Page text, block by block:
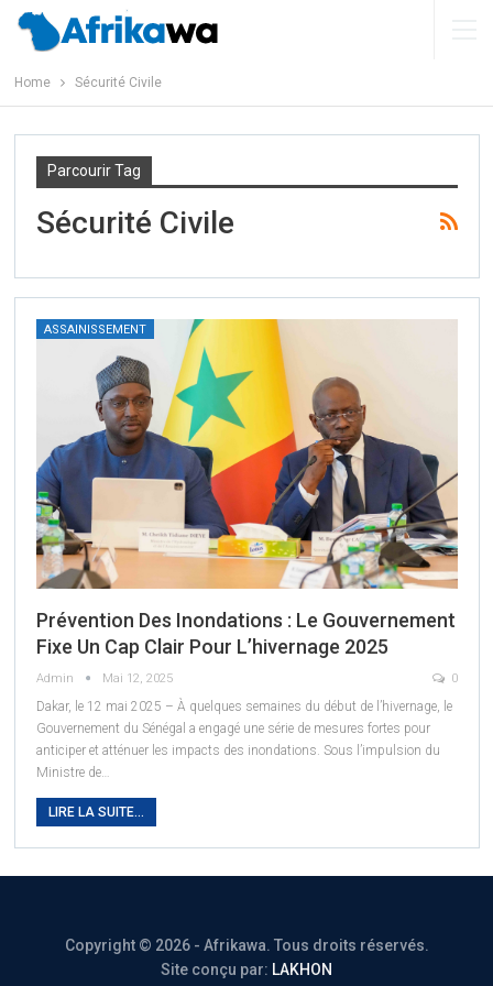
Home Sécurité Civile
Parcourir Tag
Sécurité Civile
ASSAINISSEMENT
Prévention Des Inondations : Le Gouvernement
Fixe Un Cap Clair Pour L’hivernage 2025
Admin Mai 12, 2025 0
Dakar, le 12 mai 2025 – À quelques semaines du début de l’hivernage, le
Gouvernement du Sénégal a engagé une série de mesures fortes pour
anticiper et atténuer les impacts des inondations. Sous l’impulsion du
Ministre de…
LIRE LA SUITE...
Copyright © 2026 - Afrikawa. Tous droits réservés.
Site conçu par: LAKHON